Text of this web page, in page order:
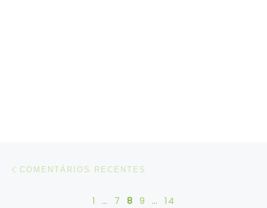
Posts navigation
COMENTÁRIOS RECENTES
1 … 7 8 9 … 14